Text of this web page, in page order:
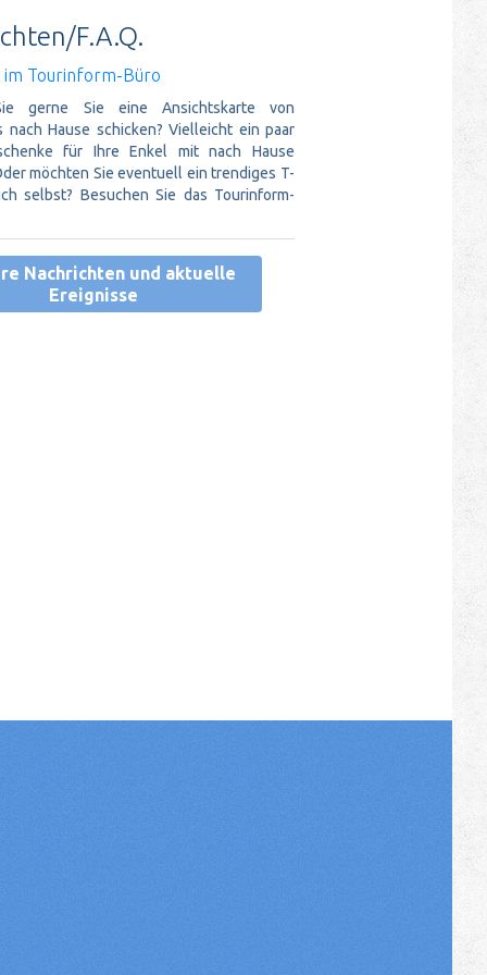
F.A.Q.
im Tourinform-Büro
gerne Sie eine Ansichtskarte von
nach Hause schicken? Vielleicht ein paar
für Ihre Enkel mit nach Hause
möchten Sie eventuell ein trendiges T-
selbst? Besuchen Sie das Tourinform-
Nachrichten und aktuelle
Ereignisse